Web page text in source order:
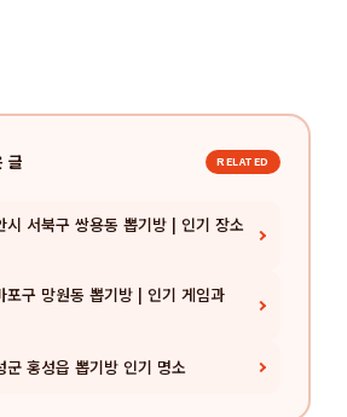
글 RELATED
시 서북구 쌍용동 뽑기방 | 인기 장소
포구 망원동 뽑기방 | 인기 게임과
군 홍성읍 뽑기방 인기 명소